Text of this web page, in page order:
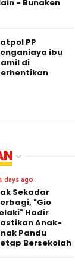
- Bunaken
PP
ibu
di
days ago
Sekadar
"Gio
Hadir
Anak-
Pandu
Bersekolah